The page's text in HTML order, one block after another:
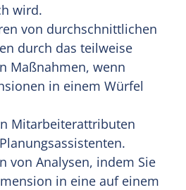
wird.
von durchschnittlichen
durch das teilweise
Maßnahmen, wenn
in einem Würfel
Mitarbeiterattributen
von Analysen, indem Sie
in eine auf einem